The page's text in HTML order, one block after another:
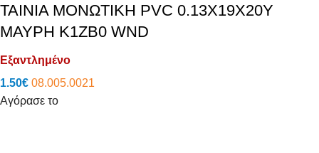
ΤΑΙΝΙΑ ΜΟΝΩΤΙΚΗ PVC 0.13X19X20Y
ΜΑΥΡΗ K1ZB0 WND
Εξαντλημένο
1.50€ 08.005.0021
Αγόρασε το